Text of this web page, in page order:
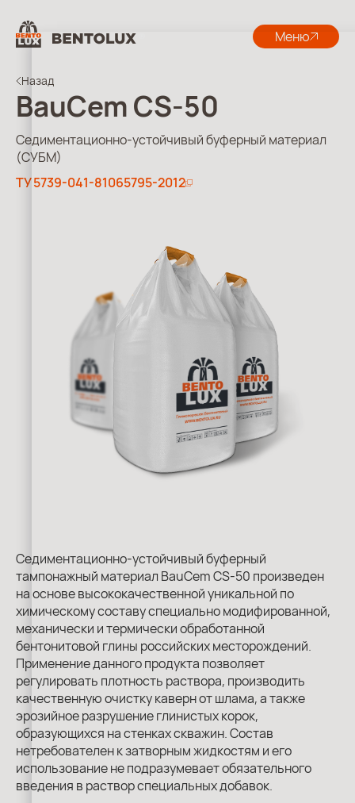
Меню
Назад
BauCem СS-50
Седиментационно-устойчивый буферный материал
(CУБМ)
ТУ 5739-041-81065795-2012
Седиментационно-устойчивый буферный
тампонажный материал BauCem СS-50 произведен
на основе высококачественной уникальной по
химическому составу специально модифированной,
механически и термически обработанной
бентонитовой глины российских месторождений.
Применение данного продукта позволяет
регулировать плотность раствора, производить
качественную очистку каверн от шлама, а также
эрозийное разрушение глинистых корок,
образующихся на стенках скважин. Состав
нетребователен к затворным жидкостям и его
использование не подразумевает обязательного
введения в раствор специальных добавок.